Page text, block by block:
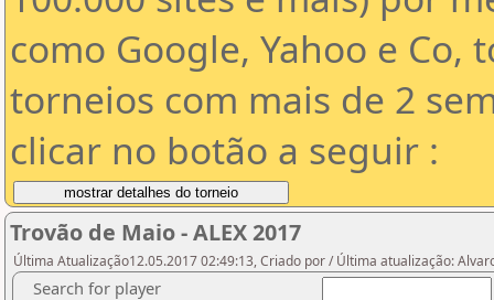
como Google, Yahoo e Co,
torneios com mais de 2
clicar no botão a seguir :
Trovão de Maio - ALEX 2017
Última Atualização12.05.2017 02:49:13, Criado por / Última atualização:
Search for player